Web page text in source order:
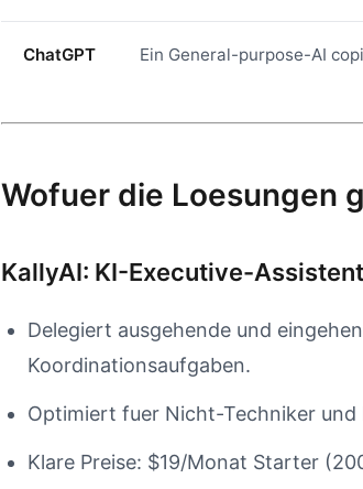
ChatGPT Ein General-purpose-AI
Wofuer die Loesungen
KallyAI: KI-Executive-
Delegiert ausgehende und
Koordinationsaufgaben.
Optimiert fuer Nicht-Techniker und
Klare Preise: $19/Monat Starter